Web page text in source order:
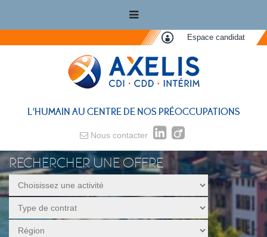
Espace candidat
L'HUMAIN AU CENTRE DE NOS PRÉOCCUPATIONS
Nous contacter
RECHERCHER UNE OFFRE